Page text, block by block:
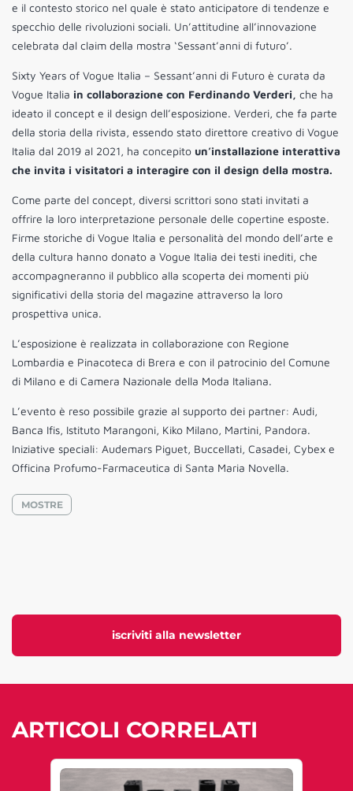
iscriviti alla newsletter
e il contesto storico nel quale è stato anticipatore di tendenze e
specchio delle rivoluzioni sociali. Un’attitudine all’innovazione
celebrata dal claim della mostra ‘Sessant’anni di futuro’.
Sixty Years of Vogue Italia – Sessant’anni di Futuro è curata da
Vogue Italia in collaborazione con Ferdinando Verderi, che ha
ideato il concept e il design dell’esposizione. Verderi, che fa parte
della storia della rivista, essendo stato direttore creativo di Vogue
Italia dal 2019 al 2021, ha concepito un’installazione interattiva
che invita i visitatori a interagire con il design della mostra.
Come parte del concept, diversi scrittori sono stati invitati a
offrire la loro interpretazione personale delle copertine esposte.
Firme storiche di Vogue Italia e personalità del mondo dell’arte e
della cultura hanno donato a Vogue Italia dei testi inediti, che
accompagneranno il pubblico alla scoperta dei momenti più
significativi della storia del magazine attraverso la loro
prospettiva unica.
L’esposizione è realizzata in collaborazione con Regione
Lombardia e Pinacoteca di Brera e con il patrocinio del Comune
di Milano e di Camera Nazionale della Moda Italiana.
L’evento è reso possibile grazie al supporto dei partner: Audi,
Banca Ifis, Istituto Marangoni, Kiko Milano, Martini, Pandora.
Iniziative speciali: Audemars Piguet, Buccellati, Casadei, Cybex e
Officina Profumo-Farmaceutica di Santa Maria Novella.
MOSTRE
ARTICOLI CORRELATI